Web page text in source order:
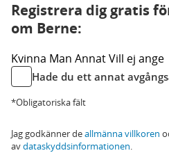
Registrera dig gratis
om Berne:
Kvinna Man AnnatVill ej ange
Hade du ett annat
*Obligatoriska fält
Jag godkänner deallmänna villkoren
avdataskyddsinformationen.